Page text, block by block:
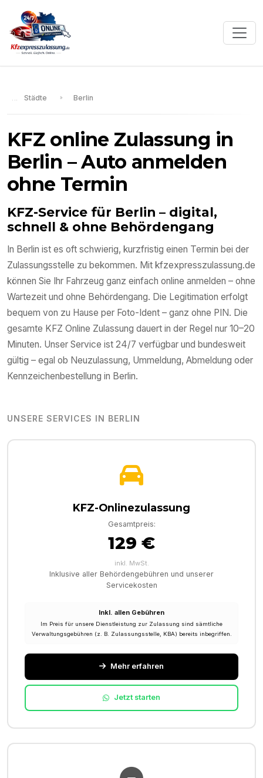
Städte Berlin
KFZ online Zulassung in
Berlin – Auto anmelden
ohne Termin
KFZ-Service für Berlin – digital,
schnell & ohne Behördengang
In Berlin ist es oft schwierig, kurzfristig einen Termin bei der
Zulassungsstelle zu bekommen. Mit kfzexpresszulassung.de
können Sie Ihr Fahrzeug ganz einfach online anmelden – ohne
Wartezeit und ohne Behördengang. Die Legitimation erfolgt
bequem von zu Hause per Foto-Ident – ganz ohne PIN. Die
gesamte KFZ Online Zulassung dauert in der Regel nur 10–20
Minuten. Unser Service ist 24/7 verfügbar und bundesweit
gültig – egal ob Neuzulassung, Ummeldung, Abmeldung oder
Kennzeichenbestellung in Berlin.
UNSERE SERVICES IN BERLIN
KFZ-Onlinezulassung
Gesamtpreis:
129 €
inkl. MwSt.
Inklusive aller Behördengebühren und unserer
Servicekosten
Inkl. allen Gebühren
Im Preis für unsere Dienstleistung zur Zulassung sind sämtliche
Verwaltungsgebühren (z. B. Zulassungsstelle, KBA) bereits inbegriffen.
Mehr erfahren
Jetzt starten